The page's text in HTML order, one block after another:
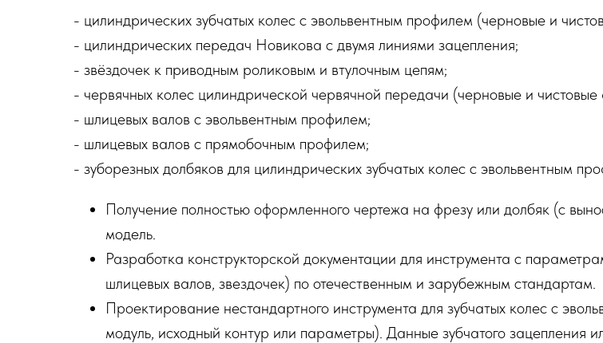
- цилиндрических зубчатых колес с эвольвентным профилем (черновые и
- цилиндрических передач Новикова с двумя линиями зацепления;
- звёздочек к приводным роликовым и втулочным цепям;
- червячных колес цилиндрической червячной передачи (черновые и чистовые
- шлицевых валов с эвольвентным профилем;
- шлицевых валов с прямобочным профилем;
- зуборезных долбяков для цилиндрических зубчатых колес с эвольвентным
Получение полностью оформленного чертежа на фрезу или долбяк (с
модель.
Разработка конструкторской документации для инструмента с
шлицевых валов, звездочек) по отечественным и зарубежным стандартам.
Проектирование нестандартного инструмента для зубчатых колес с
модуль, исходный контур или параметры). Данные зубчатого зацепления